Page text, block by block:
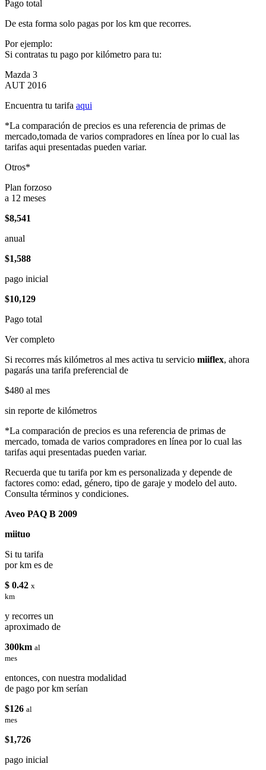
Pago total
De esta forma solo pagas por los km que recorres.
Por ejemplo:
Si contratas tu pago por kilómetro para tu:
Mazda 3
AUT 2016
Encuentra tu tarifa aqui
*La comparación de precios es una referencia de primas de
mercado,tomada de varios compradores en línea por lo cual las
tarifas aqui presentadas pueden variar.
Otros*
Plan forzoso
a 12 meses
$8,541
anual
$1,588
pago inicial
$10,129
Pago total
Ver completo
Si recorres más kilómetros al mes activa tu servicio miiflex, ahora
pagarás una tarifa preferencial de
$480 al mes
sin reporte de kilómetros
*La comparación de precios es una referencia de primas de
mercado, tomada de varios compradores en línea por lo cual las
tarifas aqui presentadas pueden variar.
Recuerda que tu tarifa por km es personalizada y depende de
factores como: edad, género, tipo de garaje y modelo del auto.
Consulta términos y condiciones.
Aveo PAQ B 2009
miituo
Si tu tarifa
por km es de
$ 0.42 x
km
y recorres un
aproximado de
300km al
mes
entonces, con nuestra modalidad
de pago por km serían
$126 al
mes
$1,726
pago inicial